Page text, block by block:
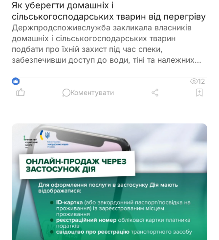
Як уберегти домашніх і
сільськогосподарських тварин від перегріву
Держпродспоживслужба закликала власників
домашніх і сільськогосподарських тварин
подбати про їхній захист під час спеки,
забезпечивши доступ до води, тіні та належних
заборону залишати тварин у зачинених
автомобілях або на прив’язі під прямим сонячним
3
12
Коментувати